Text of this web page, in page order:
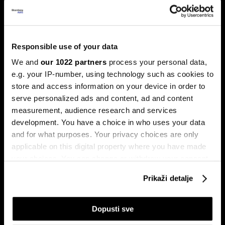
Responsible use of your data
We and our 1022 partners process your personal data,
e.g. your IP-number, using technology such as cookies to
store and access information on your device in order to
serve personalized ads and content, ad and content
measurement, audience research and services
development. You have a choice in who uses your data
and for what purposes. Your privacy choices are only
applicable on this digital property where you have made
If you allow, we would also like to:
Collect information about your geographical
Prikaži detalje
Dopusti sve
Trump protiv Castra: Meta postaje
milijardersko turističko carstvo
porodice Castro
Sukob oko Kube je sukob oko tri četvrtine ekonomije pod
okriljem koncerna Gaesa.
Može li Donald Trump okončati